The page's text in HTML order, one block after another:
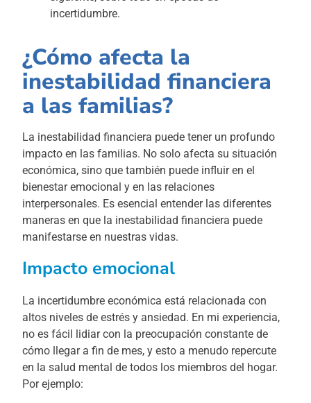
incertidumbre.
¿Cómo afecta la
inestabilidad financiera
a las familias?
La inestabilidad financiera puede tener un profundo
impacto en las familias. No solo afecta su situación
económica, sino que también puede influir en el
bienestar emocional y en las relaciones
interpersonales. Es esencial entender las diferentes
maneras en que la inestabilidad financiera puede
manifestarse en nuestras vidas.
Impacto emocional
La incertidumbre económica está relacionada con
altos niveles de estrés y ansiedad. En mi experiencia,
no es fácil lidiar con la preocupación constante de
cómo llegar a fin de mes, y esto a menudo repercute
en la salud mental de todos los miembros del hogar.
Por ejemplo: